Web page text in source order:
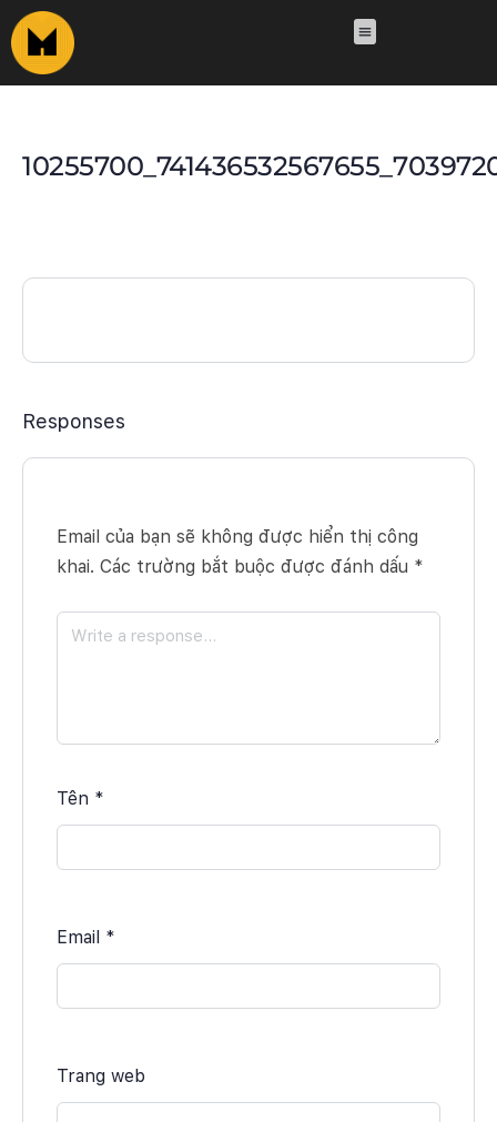
Responses
Email của bạn sẽ không được hiển thị công
khai. Các trường bắt buộc được đánh dấu *
Tên *
Email *
Trang web